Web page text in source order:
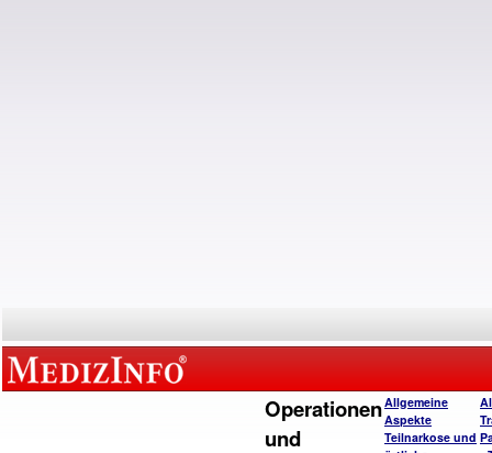
Operationen
und
Allgemeine
Aspekte
Teilnarkose und